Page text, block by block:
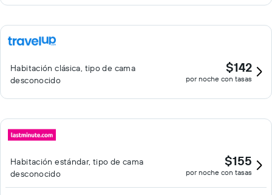
Habitación clásica, tipo de cama
desconocido
$142
por noche con tasas
Habitación estándar, tipo de cama
desconocido
$155
por noche con tasas